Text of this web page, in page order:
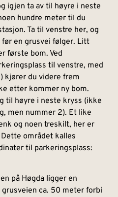
igjen ta av til høyre i neste
hundre meter til du
Ta til venstre her, og
en grusvei følger. Litt
første bom. Ved
til venstre, med
kjører du videre frem
etter kommer ny bom.
til høyre i neste kryss (ikke
men nummer 2). Et like
og noen treskilt, her er
området kalles
til parkeringsplass:
på Høgda ligger en
ca. 50 meter forbi